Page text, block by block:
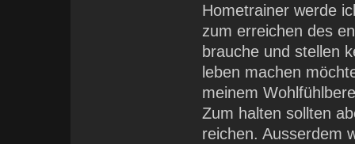
Hometrainer werde
zum erreichen des
brauche und stellen
leben machen
meinem
Zum halten sollten
reichen. Ausserdem